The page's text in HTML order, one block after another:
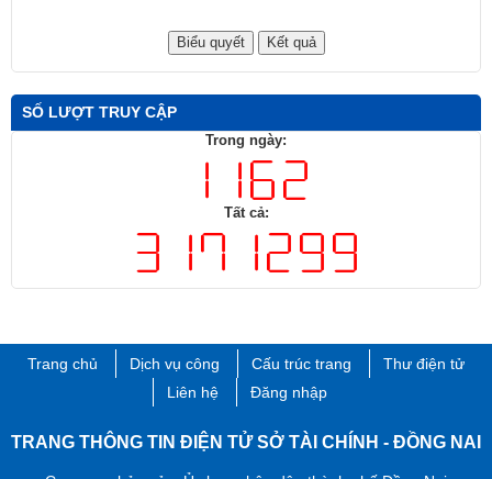
SỐ LƯỢT TRUY CẬP
Trong ngày:
Tất cả:
Trang chủ Dịch vụ công Cấu trúc trang
Thư điện tử
Liên hệ
Đăng nhập
TRANG THÔNG TIN ĐIỆN TỬ SỞ TÀI CHÍNH - ĐỒNG NAI